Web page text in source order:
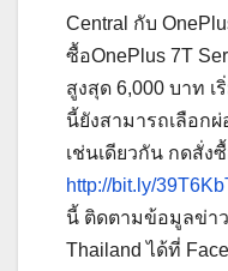
Central กับ
ซื้อOnePlus 7T
สูงสุด 6,000 บาท
นี้ยังสามารถเลือก
เช่นเดียวกัน กดสั่ง
http://bit.ly/
นี้ ติดตามข้อมูลข่าว
Thailand ได้ที่